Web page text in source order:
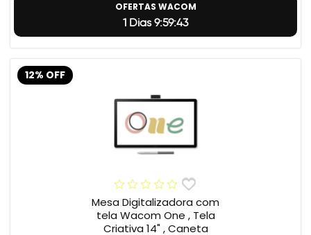
OFERTAS WACOM
1 Dias 9:59:42
12% OFF
Mesa Digitalizadora com
tela Wacom One , Tela
Criativa 14" , Caneta